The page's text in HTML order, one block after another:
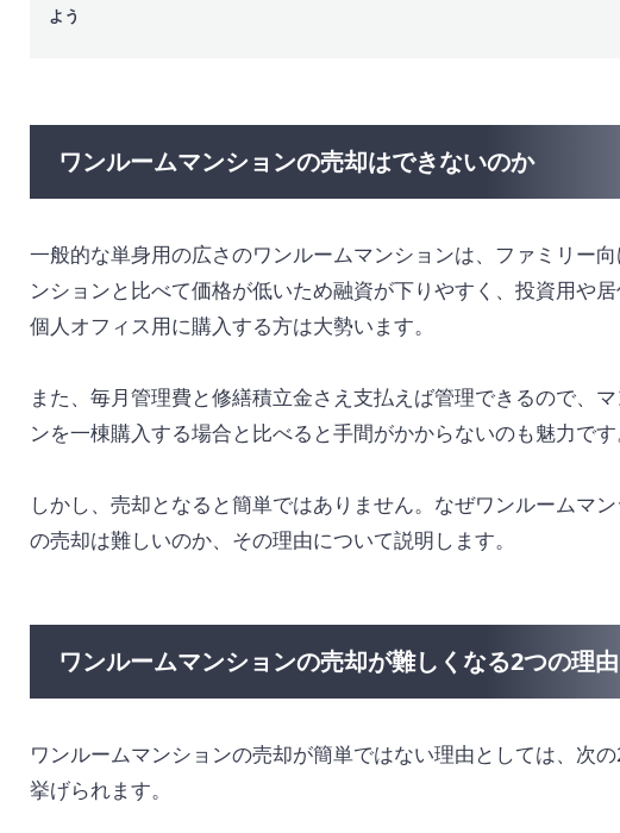
よう
ワンルームマンションの売却はできないのか
一般的な単身用の広さのワンルームマンションは、ファミリー
ンションと比べて価格が低いため融資が下りやすく、投資用や
個人オフィス用に購入する方は大勢います。
また、毎月管理費と修繕積立金さえ支払えば管理できるので、
ンを一棟購入する場合と比べると手間がかからないのも魅力で
しかし、売却となると簡単ではありません。なぜワンルームマ
の売却は難しいのか、その理由について説明します。
ワンルームマンションの売却が難しくなる2つの理由
ワンルームマンションの売却が簡単ではない理由としては、次
挙げられます。